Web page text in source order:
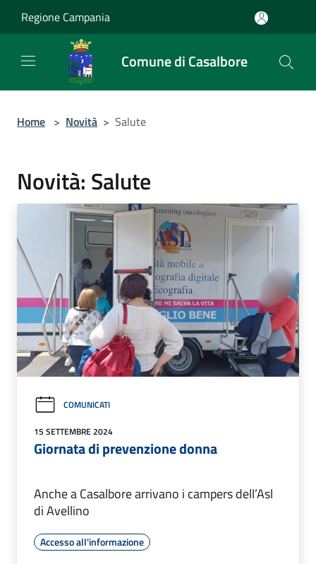
Regione Campania
Comune di Casalbore
Home > Novità > Salute
Novità: Salute
COMUNICATI
15 SETTEMBRE 2024
Giornata di prevenzione donna
Anche a Casalbore arrivano i campers dell’Asl
di Avellino
Accesso all'informazione